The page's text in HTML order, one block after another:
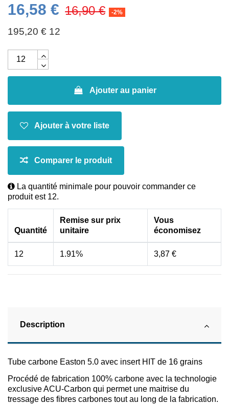
16,58 € 16,90 € -2%
195,20 € 12
Ajouter au panier
La quantité minimale pour pouvoir commander ce
produit est 12.
Quantité
Remise sur prix
unitaire
Vous
économisez
12 1.91% 3,87 €
Description
Tube carbone Easton 5.0 avec insert HIT de 16 grains
Procédé de fabrication 100% carbone avec la technologie
exclusive ACU-Carbon qui permet une maitrise du
tressage des fibres carbones tout au long de la fabrication.